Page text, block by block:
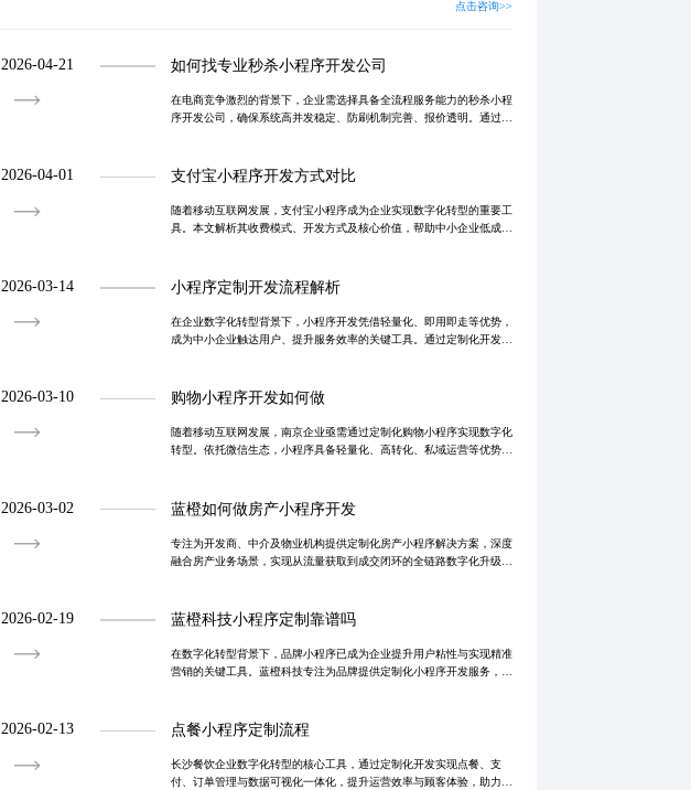
点击咨询>>
2026-04-21 如何找专业秒杀小程序开发公司
在电商竞争激烈的背景下，企业需选择具备全流程服务能力的秒杀小程
序开发公司，确保系统高并发稳定、防刷机制完善、报价透明。通过真
2026-04-01 支付宝小程序开发方式对比
随着移动互联网发展，支付宝小程序成为企业实现数字化转型的重要工
具。本文解析其收费模式、开发方式及核心价值，帮助中小企业低成本
2026-03-14 小程序定制开发流程解析
在企业数字化转型背景下，小程序开发凭借轻量化、即用即走等优势，
成为中小企业触达用户、提升服务效率的关键工具。通过定制化开发实
2026-03-10 购物小程序开发如何做
随着移动互联网发展，南京企业亟需通过定制化购物小程序实现数字化
转型。依托微信生态，小程序具备轻量化、高转化、私域运营等优势，
2026-03-02 蓝橙如何做房产小程序开发
专注为开发商、中介及物业机构提供定制化房产小程序解决方案，深度
融合房产业务场景，实现从流量获取到成交闭环的全链路数字化升级。
2026-02-19 蓝橙科技小程序定制靠谱吗
在数字化转型背景下，品牌小程序已成为企业提升用户粘性与实现精准
营销的关键工具。蓝橙科技专注为品牌提供定制化小程序开发服务，从
2026-02-13 点餐小程序定制流程
长沙餐饮企业数字化转型的核心工具，通过定制化开发实现点餐、支
付、订单管理与数据可视化一体化，提升运营效率与顾客体验，助力品